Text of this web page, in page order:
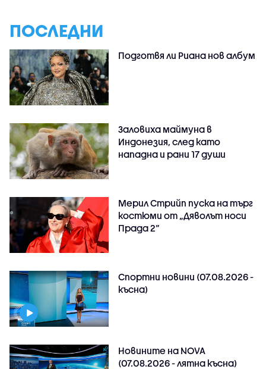
ПОСЛЕДНИ
Подготвя ли Риана нов албум
Заловиха маймуна в
Индонезия, след като
нападна и рани 17 души
Мерил Стрийп пуска на търг
костюми от „Дяволът носи
Прада 2“
Спортни новини (07.08.2026 -
късна)
Новините на NOVA
(07.08.2026 - лятна късна)